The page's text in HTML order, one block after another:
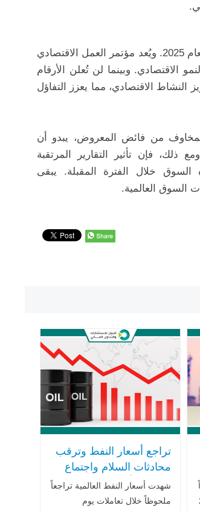
تبدأ الصين اليوم اجتماعها السنوي لمناقشة السياسات الاقتصادية لعام 2025. ويُعد مؤتمر العمل الاقتصادي
الاقتصادي. وبينما لن تُعلن الأرقام
النشاط الاقتصادي، مما يعزز التفاؤل
من فائض المعروض، يبدو أن
فإن تأثير التقارير المرتقبة
خلال الفترة المقبلة. يبقى
السوق العالمية.
28
تراجع أسعار النفط وترقب
محادثات السلام واجتماع
أوبك+ وتأثيرها على السوق
العالمي
شهدت أسعار النفط العالمية تراجعاً
ملحوظاً خلال تعاملات يوم